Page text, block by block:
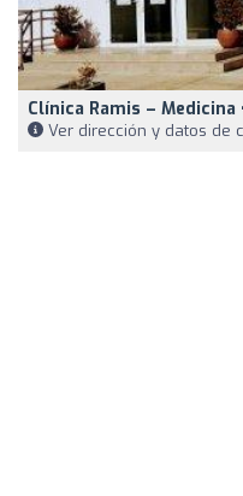
Clínica Ramis –
Ver dirección y datos de